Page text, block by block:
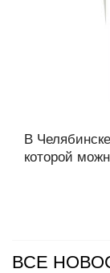
В
которой
ВСЕ